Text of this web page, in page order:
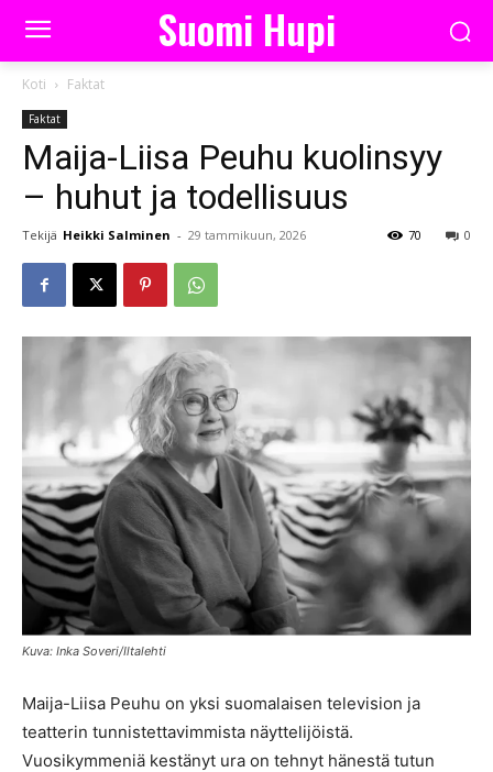
Suomi Hupi
Koti Faktat
Faktat
Maija-Liisa Peuhu kuolinsyy
– huhut ja todellisuus
Tekijä Heikki Salminen - 29 tammikuun, 2026 0
70
Kuva: Inka Soveri/Iltalehti
Maija-Liisa Peuhu on yksi suomalaisen television ja
teatterin tunnistettavimmista näyttelijöistä.
Vuosikymmeniä kestänyt ura on tehnyt hänestä tutun